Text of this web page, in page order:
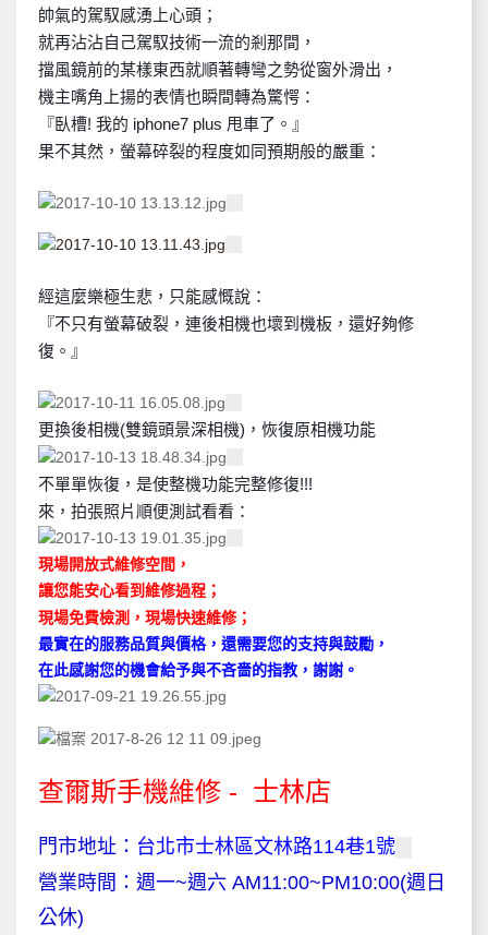
帥氣的駕馭感湧上心頭；
就再沾沾自己駕馭技術一流的剎那間，
擋風鏡前的某樣東西就順著轉彎之勢從窗外滑出，
機主嘴角上揚的表情也瞬間轉為驚愕：
『臥槽! 我的 iphone7 plus 甩車了。』
果不其然，螢幕碎裂的程度如同預期般的嚴重：
經這麼樂極生悲，只能感慨說：
『不只有螢幕破裂，連後相機也壞到機板，還好夠修
復。』
更換後相機(雙鏡頭景深相機)，恢復原相機功能
不單單恢復，是使整機功能完整修復!!!
來，拍張照片順便測試看看：
現場開放式維修空間，
讓您能安心看到維修過程；
現場免費檢測，現場快速維修；
最實在的服務品質與價格，還需要您的支持與鼓勵，
在此感謝您的機會給予與不吝嗇的指教，謝謝。
查爾斯手機維修 - 士林店
門市地址： 台北市士林區文林路114巷1號
營業時間：週一~週六 AM11:00~PM10:00(週日
公休)